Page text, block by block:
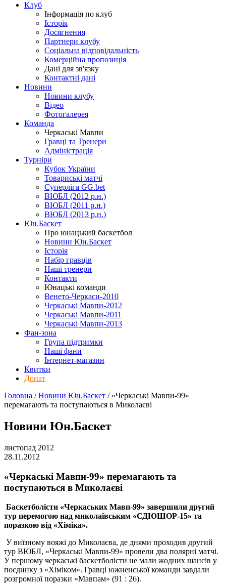
Клуб
Інформація по клуб
Історія
Досягнення
Партнери клубу
Соціальна відповідальність
Комерційна пропозиція
Дані для зв'язку
Контактні дані
Новини
Новини клубу
Відео
Фотогалерея
Команда
Черкаські Мавпи
Гравці та Тренери
Адміністрація
Турніри
Кубок України
Товариські матчі
Суперліга GG.bet
ВЮБЛ (2012 р.н.)
ВЮБЛ (2011 р.н.)
ВЮБЛ (2013 р.н.)
Юн.Баскет
Про юнацький баскетбол
Новини Юн.Баскет
Історія
Набір гравців
Наші тренери
Контакти
Юнацькі команди
Венето-Черкаси-2010
Черкаські Мавпи-2012
Черкаські Мавпи-2011
Черкаські Мавпи-2013
Фан-зона
Група підтримки
Наші фани
Інтернет-магазин
Квитки
Донат
Головна /Новини Юн.Баскет / «Черкаські Мавпи-99»
перемагають та поступаються в Миколаєві
Новини Юн.Баскет
листопад 2012
28.11.2012
«Черкаські Мавпи-99» перемагають та
поступаються в Миколаєві
Баскетболісти «Черкаських Мавп-99» завершили другий
тур перемогою над миколаївським «СДЮШОР-15» та
поразкою від «Хіміка».
У виїзному вояжі до Миколаєва, де днями проходив другий
тур ВЮБЛ, «Черкаські Мавпи-99» провели два полярні матчі.
У першому черкаські баскетболісти не мали жодних шансів у
поєдинку з «Хіміком». Гравці южненської команди завдали
розгромної поразки «Мавпам» (91 : 26).